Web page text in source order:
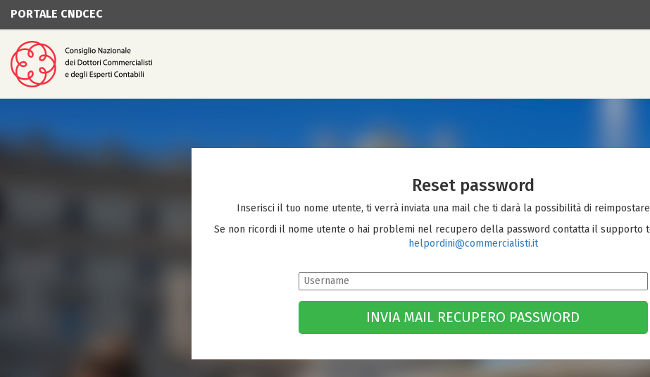
PORTALE CNDCEC
Reset password
Inserisci il tuo nome utente, ti verrà inviata una mail che ti darà la possibilità di
Se non ricordi il nome utente o hai problemi nel recupero della password contatta il supporto
helpordini@commercialisti.it